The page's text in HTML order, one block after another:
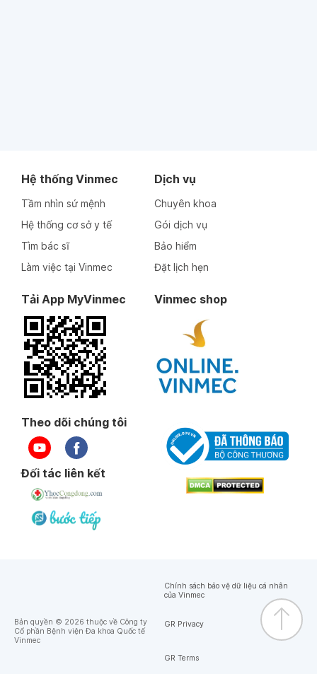
Hệ thống Vinmec
Tầm nhìn sứ mệnh
Hệ thống cơ sở y tế
Tìm bác sĩ
Làm việc tại Vinmec
Dịch vụ
Chuyên khoa
Gói dịch vụ
Bảo hiểm
Đặt lịch hẹn
Tải App MyVinmec Vinmec shop
Theo dõi chúng tôi
Đối tác liên kết
Bản quyền © 2026 thuộc về Công ty
Cổ phần Bệnh viện Đa khoa Quốc tế
Vinmec
Chính sách bảo vệ dữ liệu cá nhân
của Vinmec
GR Privacy
GR Terms